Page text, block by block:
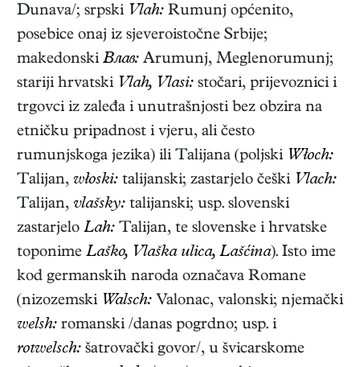
Dunava/; srpski Vlah: Rumunj općenito,
posebice onaj iz sjeveroistočne Srbije;
makedonski Влав: Arumunj, Meglenorumunj;
stariji hrvatski Vlah, Vlasi: stočari, prijevoznici i
trgovci iz zaleđa i unutrašnjosti bez obzira na
etničku pripadnost i vjeru, ali često
rumunjskoga jezika) ili Talijana (poljski Włoch:
Talijan, włoski: talijanski; zastarjelo češki Vlach:
Talijan, vlašsky: talijanski; usp. slovenski
zastarjelo Lah: Talijan, te slovenske i hrvatske
toponime Laško, Vlaška ulica, Lašćina). Isto ime
kod germanskih naroda označava Romane
(nizozemski Walsch: Valonac, valonski; njemački
welsh: romanski /danas pogrdno; usp. i
rotwelsch: šatrovački govor/, u švicarskome